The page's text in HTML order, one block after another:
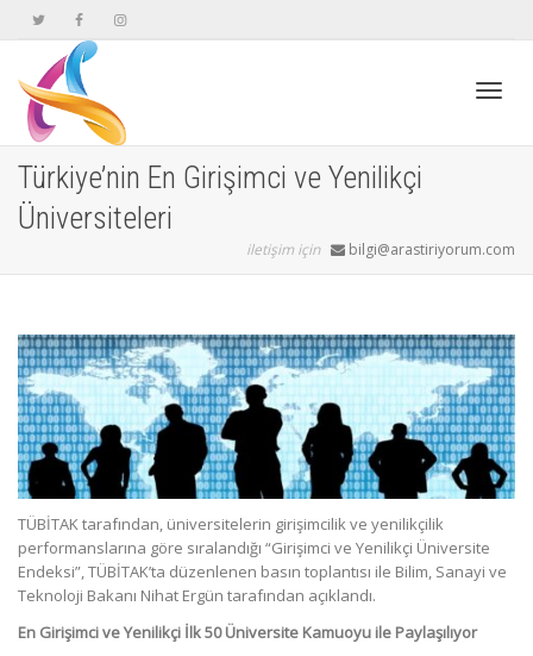
Türkiye’nin En Girişimci ve Yenilikçi
Üniversiteleri
iletişim için bilgi@arastiriyorum.com
TÜBİTAK tarafından, üniversitelerin girişimcilik ve yenilikçilik
performanslarına göre sıralandığı “Girişimci ve Yenilikçi Üniversite
Endeksi”, TÜBİTAK’ta düzenlenen basın toplantısı ile Bilim, Sanayi ve
Teknoloji Bakanı Nihat Ergün tarafından açıklandı.
En Girişimci ve Yenilikçi İlk 50 Üniversite Kamuoyu ile Paylaşılıyor